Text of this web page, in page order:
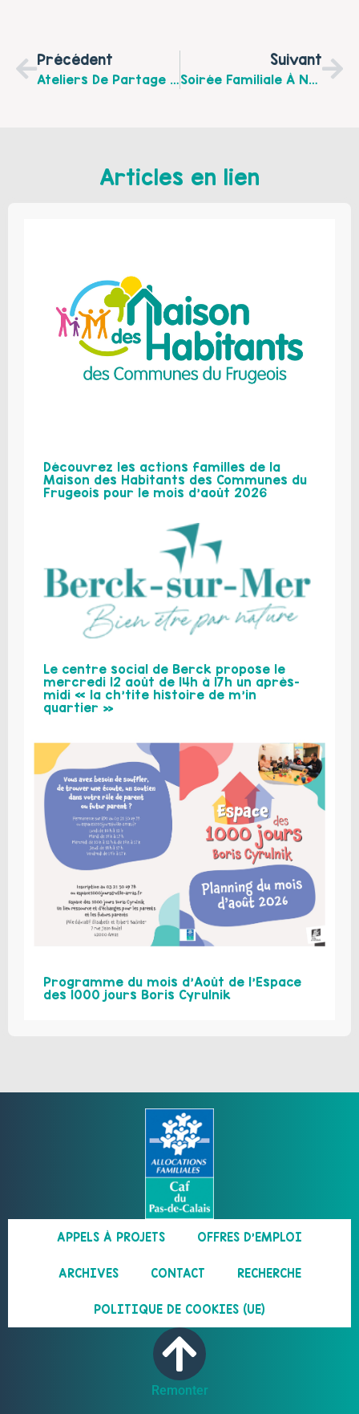
Précédent
Ateliers De Partage (confection De Recettes) Et Bébé Gym À La Maison Blum Rue De L’Hippodraume
Suivant
Soirée Familiale À Ne Pas Manquer Dur Dur D’être Parents C’est Un Des Métiers Les Plus Difficile
Articles en lien
Découvrez les actions familles de la
Maison des Habitants des Communes du
Frugeois pour le mois d’août 2026
Le centre social de Berck propose le
mercredi 12 août de 14h à 17h un après-
midi « la ch’tite histoire de m’in
quartier »
Programme du mois d’Août de l’Espace
des 1000 jours Boris Cyrulnik
APPELS À PROJETS OFFRES D’EMPLOI
ARCHIVES CONTACT RECHERCHE
POLITIQUE DE COOKIES (UE)
Remonter